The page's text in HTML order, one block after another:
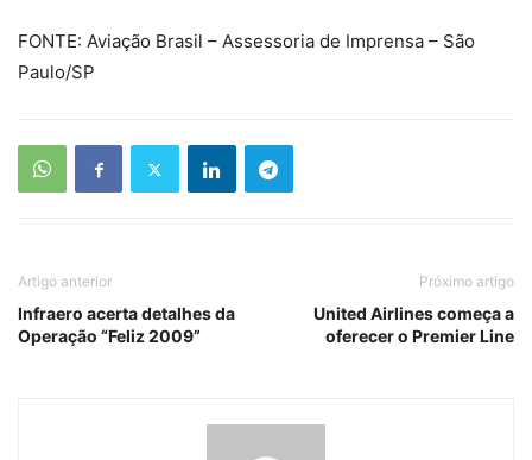
FONTE: Aviação Brasil – Assessoria de Imprensa – São
Paulo/SP
Artigo anterior
Infraero acerta detalhes da
Próximo artigo
United Airlines começa a
oferecer o Premier Line